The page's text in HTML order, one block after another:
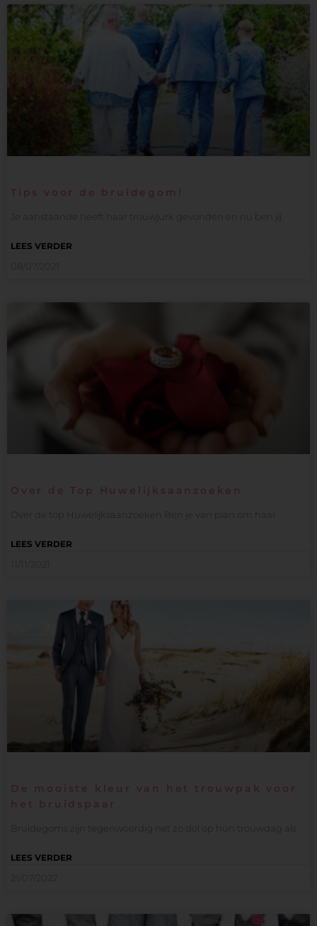
Tips voor de bruidegom!
Je aanstaande heeft haar trouwjurk gevonden en nu ben jij
LEES VERDER
Over de Top Huwelijksaanzoeken
Over de top Huwelijksaanzoeken Ben je van plan om haar
LEES VERDER
De mooiste kleur van het trouwpak voor
het bruidspaar
Bruidegoms zijn tegenwoordig net zo dol op hun trouwdag als
LEES VERDER